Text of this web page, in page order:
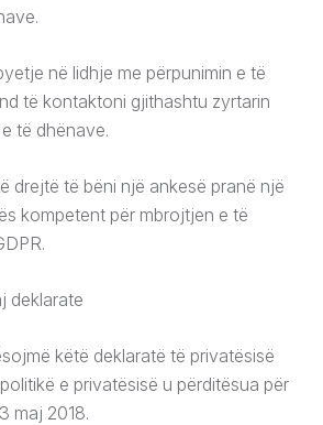
në lidhje me përpunimin e të
të kontaktoni gjithashtu zyrtarin
të dhënave.
drejtë të bëni një ankesë pranë një
kompetent për mbrojtjen e të
deklarate
këtë deklaratë të privatësisë
e privatësisë u përditësua për
maj 2018.